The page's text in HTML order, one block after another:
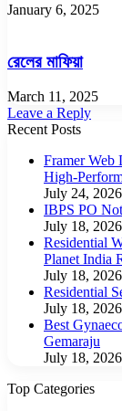
January 6, 2025
রেলের মাফিয়া
March 11, 2025
Leave a Reply
Recent Posts
Framer Web
High-
July 24, 2026
IBPS PO
July 18, 2026
Residential
Planet India
July 18, 2026
Residential
July 18, 2026
Best
Gemaraju
July 18, 2026
Top Categories